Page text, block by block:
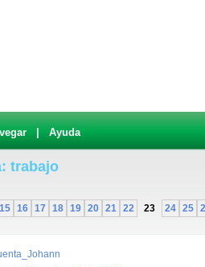
Ayuda
trabajo
15 16 17 18 19 20 21 22 23 24 25